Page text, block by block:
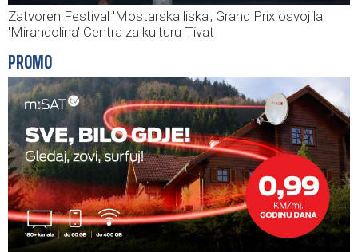
Zatvoren Festival 'Mostarska liska', Grand Prix osvojila
'Mirandolina' Centra za kulturu Tivat
PROMO